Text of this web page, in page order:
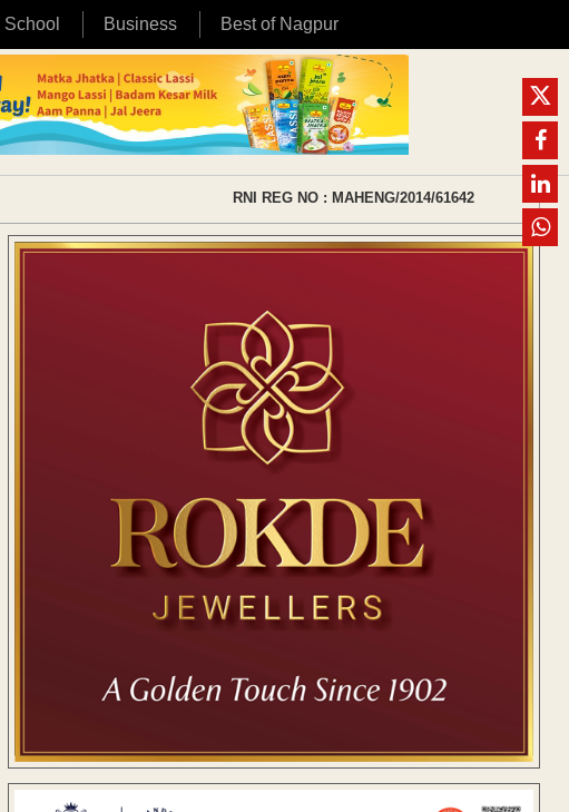
School Business Best of Nagpur
RNI REG NO : MAHENG/2014/61642